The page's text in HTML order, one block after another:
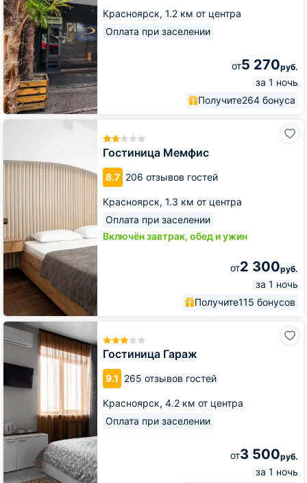
Красноярск, 1.2 км от центра
Оплата при заселении
от5 270руб.
за 1 ночь
Получите264 бонуса
Гостиница Мемфис
8.7 206 отзывов гостей
Красноярск, 1.3 км от центра
Оплата при заселении
Включён завтрак, обед и ужин
от2 300руб.
за 1 ночь
Получите115 бонусов
Гостиница Гараж
9.1 265 отзывов гостей
Красноярск, 4.2 км от центра
Оплата при заселении
от3 500руб.
за 1 ночь
Гостиница
Гараж